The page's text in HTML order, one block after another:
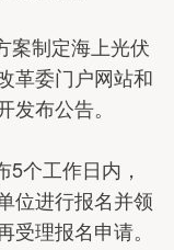
制定海上光伏
革委门户网站和
布公告。
个工作日内，
位进行报名并领
理报名申请。